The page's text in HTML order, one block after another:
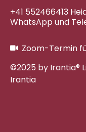
+41 552466413
WhatsApp und
Zoom-Termin
©2025 by Irantia®
Irantia